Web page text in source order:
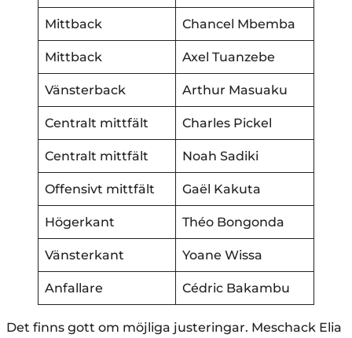
Mittback Chancel Mbemba
Mittback Axel Tuanzebe
Vänsterback Arthur Masuaku
Centralt mittfält Charles Pickel
Centralt mittfält Noah Sadiki
Offensivt mittfält Gaël Kakuta
Högerkant Théo Bongonda
Vänsterkant Yoane Wissa
Anfallare Cédric Bakambu
Det finns gott om möjliga justeringar. Meschack Elia